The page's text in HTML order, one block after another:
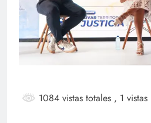
1084 vistas totales , 1